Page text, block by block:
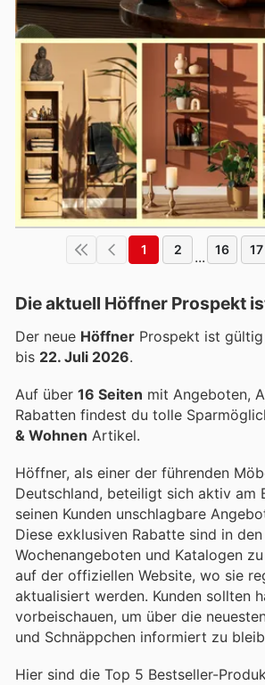
1 2 ... 16 17
Die aktuell Höffner Prospekt
Der neue Höffner Prospekt ist
bis 22. Juli 2026.
Auf über 16 Seiten mit Angeboten,
Rabatten findest du tolle
& Wohnen Artikel.
Höffner, als einer der führenden
Deutschland, beteiligt sich aktiv am
seinen Kunden unschlagbare
Diese exklusiven Rabatte sind in
Wochenangeboten und Katalogen
auf der offiziellen Website, wo sie
aktualisiert werden. Kunden sollten
vorbeischauen, um über die
und Schnäppchen informiert zu
Hier sind die Top 5 Bestseller-